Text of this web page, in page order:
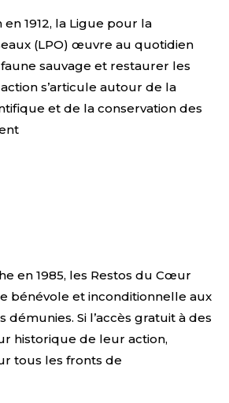
1912, la Ligue pour la
(LPO) œuvre au quotidien
sauvage et restaurer les
s’articule autour de la
et de la conservation des
en 1985, les Restos du Cœur
bénévole et inconditionnelle aux
démunies. Si l’accès gratuit à des
historique de leur action,
tous les fronts de